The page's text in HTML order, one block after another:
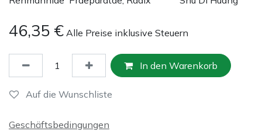
46,35 € Alle Preise inklusive Steuern
In den Warenkorb
Auf die Wunschliste
Geschäftsbedingungen